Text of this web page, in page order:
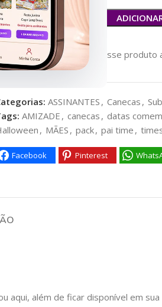
58 Pessoas vendo esse produto
ASSINANTES , Canecas ,
AMIZADE , canecas , datas
, MÃES , pack, pai time ,
Facebook Pinterest
além de ficar disponível em sua